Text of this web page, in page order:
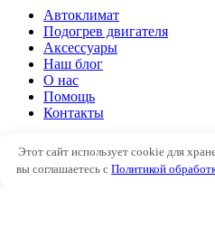
Автоклимат
Подогрев двигателя
Аксессуары
Наш блог
О нас
Помощь
Контакты
Подогрев двигателя
Аксессуары
Этот сайт использует cookie для
вы соглашаетесь сПолитикой